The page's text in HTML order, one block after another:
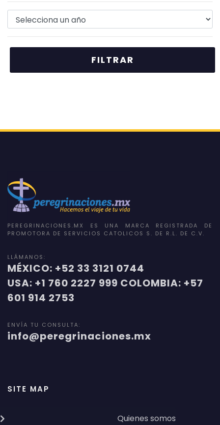
PEREGRINACIONES.MX ES UNA MARCA REGISTRADA DE
PROMOTORA DE SERVICIOS CATOLICOS S. DE R.L. DE C.V.
LLÁMANOS:
MÉXICO: +52 33 3121 0744
USA: +1 760 2227 999 COLOMBIA: +57
601 914 2753
ENVÍA TU CONSULTA:
info@peregrinaciones.mx
SITE MAP
Quienes somos